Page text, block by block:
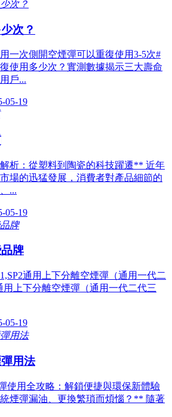
次？
一次側開空煙彈可以重復使用3-5次#
使用多少次？實測數據揭示三大壽命
戶...
05-19
析：從塑料到陶瓷的科技躍遷** 近年
場的迅猛發展，消費者對產品細節的
...
05-19
牌
通用上下分離空煙彈（通用一代二
用上下分離空煙彈（通用一代二代三
05-19
用法
使用全攻略：解鎖便捷與環保新體驗
煙彈漏油、更換繁瑣而煩惱？** 隨著